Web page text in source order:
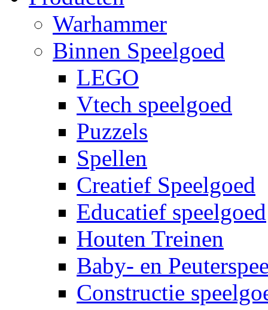
Warhammer
Binnen Speelgoed
LEGO
Vtech speelgoed
Puzzels
Spellen
Creatief Speelgoed
Educatief speelgoed
Houten Treinen
Baby- en
Constructie